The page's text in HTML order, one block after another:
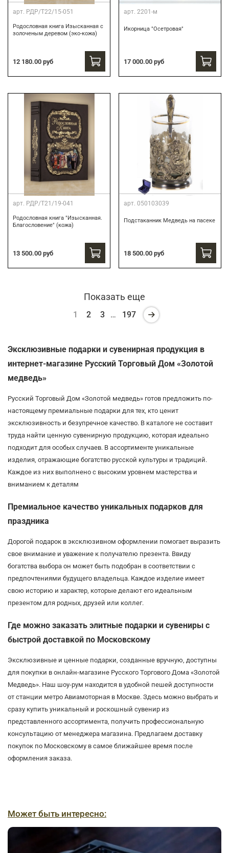
арт. РДР/Т22/15-051
Родословная книга Изысканная с
золоченым деревом (эко-кожа)
12 180.00 руб
арт. 2201-м
Икорница "Осетровая"
17 000.00 руб
арт. РДР/Т21/19-041
Родословная книга "Изысканная.
Благословение" (кожа)
13 500.00 руб
арт. 050103039
Подстаканник Медведь на пасеке
18 500.00 руб
Показать еще
1 2 3 … 197
Эксклюзивные подарки и сувенирная продукция в
интернет-магазине Русский Торговый Дом «Золотой
медведь»
Русский Торговый Дом «Золотой медведь» готов предложить по-
настоящему премиальные подарки для тех, кто ценит
эксклюзивность и безупречное качество. В каталоге не составит
труда найти ценную сувенирную продукцию, которая идеально
подходит для особых случаев. В ассортименте уникальные
изделия, отражающие богатство русской культуры и традиций.
Каждое из них выполнено с высоким уровнем мастерства и
вниманием к деталям
Премиальное качество уникальных подарков для
праздника
Дорогой подарок в эксклюзивном оформлении помогает выразить
свое внимание и уважение к получателю презента. Ввиду
богатства выбора он может быть подобран в соответствии с
предпочтениями будущего владельца. Каждое изделие имеет
свою историю и характер, которые делают его идеальным
презентом для родных, друзей или коллег.
Где можно заказать элитные подарки и сувениры с
быстрой доставкой по Московскому
Эксклюзивные и ценные подарки, созданные вручную, доступны
для покупки в онлайн-магазине Русского Торгового Дома «Золотой
Медведь». Наш шоу-рум находится в удобной пешей доступности
от станции метро Авиамоторная в Москве. Здесь можно выбрать и
сразу купить уникальный и роскошный сувенир из
представленного ассортимента, получить профессиональную
консультацию от менеджера магазина. Предлагаем доставку
покупок по Московскому в самое ближайшее время после
оформления заказа.
Может быть интересно: